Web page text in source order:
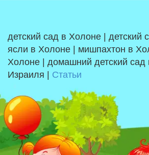
детский сад в Холоне | детский
ясли в Холоне | мишпахтон в
Холоне | домашний детский сад
Израиля | Статьи